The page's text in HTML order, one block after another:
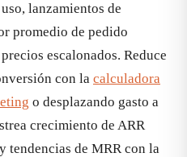
lanzamientos de
promedio de pedido
escalonados. Reduce
con la calculadora
o desplazando gasto a
crecimiento de ARR
y tendencias de MRR con la